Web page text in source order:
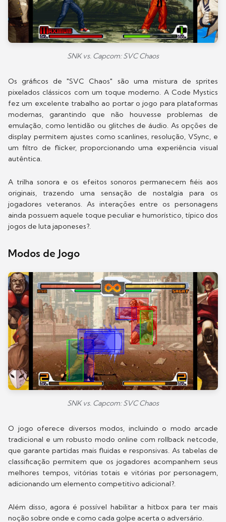
SNK vs. Capcom: SVC Chaos
Os gráficos de "SVC Chaos" são uma mistura de sprites
pixelados clássicos com um toque moderno. A Code Mystics
fez um excelente trabalho ao portar o jogo para plataformas
modernas, garantindo que não houvesse problemas de
emulação, como lentidão ou glitches de áudio. As opções de
display permitem ajustes como scanlines, resolução, VSync, e
um filtro de flicker, proporcionando uma experiência visual
autêntica.
A trilha sonora e os efeitos sonoros permanecem fiéis aos
originais, trazendo uma sensação de nostalgia para os
jogadores veteranos. As interações entre os personagens
ainda possuem aquele toque peculiar e humorístico, típico dos
jogos de luta japoneses?.
Modos de Jogo
SNK vs. Capcom: SVC Chaos
O jogo oferece diversos modos, incluindo o modo arcade
tradicional e um robusto modo online com rollback netcode,
que garante partidas mais fluidas e responsivas. As tabelas de
classificação permitem que os jogadores acompanhem seus
melhores tempos, vitórias totais e vitórias por personagem,
adicionando um elemento competitivo adicional?.
Além disso, agora é possível habilitar a hitbox para ter mais
noção sobre onde e como cada golpe acerta o adversário.